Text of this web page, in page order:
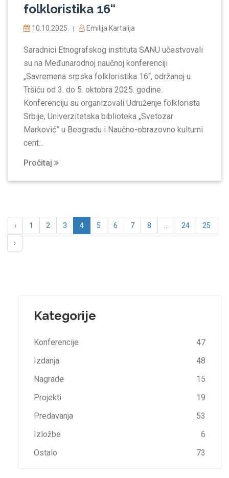
folkloristika 16“
10.10.2025. Emilija Kartalija
Saradnici Etnografskog instituta SANU učestvovali
su na Međunarodnoj naučnoj konferenciji
„Savremena srpska folkloristika 16“, održanoj u
Tršiću od 3. do 5. oktobra 2025. godine.
Konferenciju su organizovali Udruženje folklorista
Srbije, Univerzitetska biblioteka „Svetozar
Marković” u Beogradu i Naučno-obrazovno kulturni
cent...
Pročitaj
‹ 1 2 3 4 5 6 7 8 ... 24 25
›
Kategorije
Konferencije
47
Izdanja
48
Nagrade
15
Projekti
19
Predavanja
53
Izložbe
6
Ostalo
73